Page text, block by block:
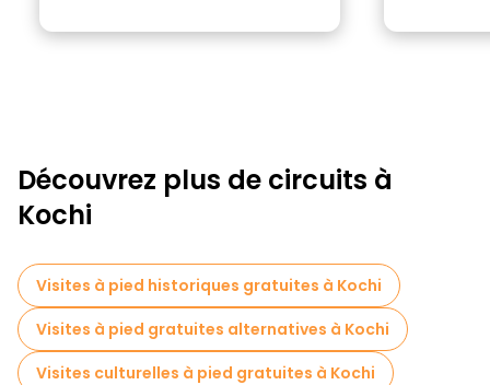
Découvrez plus de circuits à
Kochi
Visites à pied historiques gratuites à Kochi
Visites à pied gratuites alternatives à Kochi
Visites culturelles à pied gratuites à Kochi